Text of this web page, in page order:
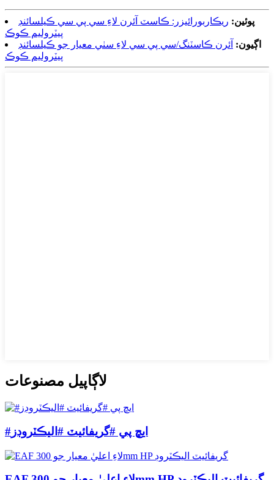
پوئين: ريڪاربورائيزر: ڪاسٽ آئرن لاءِ سي پي سي ڪيلسائنڊ
پيٽروليم ڪوڪ
اڳيون: آئرن ڪاسٽنگ/سي پي سي لاءِ سٺي معيار جو ڪيلسائنڊ
پيٽروليم ڪوڪ
لاڳاپيل مصنوعات
#ايڇ پي #گريفائيٽ #اليڪٽروڊز